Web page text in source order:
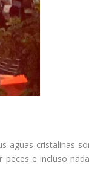
aguas cristalinas
peces e incluso